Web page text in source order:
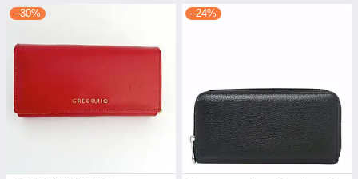
–30% –24%